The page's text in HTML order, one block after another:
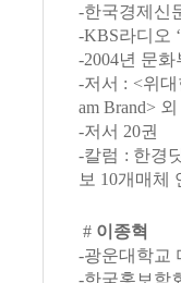
-한국경제신
-KBS라디오
-2004년 문
-저서 : <위
am Brand> 외
-저서 20권
-칼럼 : 한경
보 10개매체
# 이종혁
-광운대학교